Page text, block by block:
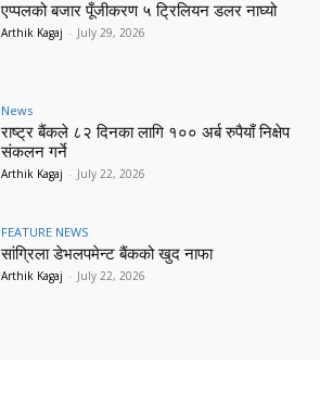
एप्पलको बजार पूँजीकरण ५ ट्रिलियन डलर नाघ्यो
Arthik Kagaj - July 29, 2026
News
राष्ट्र बैंकले ८२ दिनका लागि १०० अर्ब रुपैयाँ निक्षेप
संकलन गर्ने
Arthik Kagaj - July 22, 2026
FEATURE NEWS
सांग्रिला डेभलपमेन्ट बैंकको खुद नाफा
Arthik Kagaj - July 22, 2026